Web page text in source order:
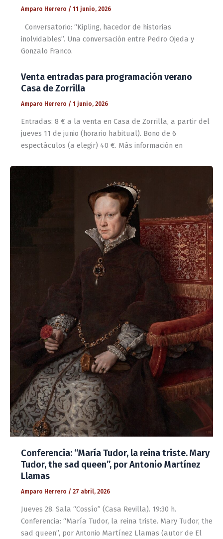
Amparo Herrero / 11 junio, 2026
Conversatorio: “Kipling, hacedor de historias
inolvidables”. Una conversación entre Pedro Ojeda y
Gonzalo Franco.
Venta entradas para programación verano
Casa de Zorrilla
Amparo Herrero / 1 junio, 2026
Entradas: 8 € a la venta en Casa de Zorrilla, a partir del
jueves 11 de junio (horario habitual). Bono de 6
espectáculos (a elegir) 40 €. Más información en
Conferencia: “María Tudor, la reina triste. Mary
Tudor, the sad queen”, por Antonio Martínez
Llamas
Amparo Herrero / 27 abril, 2026
Jueves 28. Sala “Cossío” (Casa Revilla). 19:30 h.
Conferencia: “María Tudor, la reina triste. Mary Tudor, the
sad queen”, por Antonio Martínez Llamas (autor de El